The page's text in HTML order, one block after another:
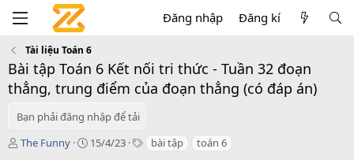
Đăng nhập Đăng kí
Tài liệu Toán 6
Bài tập Toán 6 Kết nối tri thức - Tuần 32 đoạn
thẳng, trung điểm của đoạn thẳng (có đáp án)
Bạn phải đăng nhập để tải
T
The Funny
C15/4/23
T bài tập toán 6